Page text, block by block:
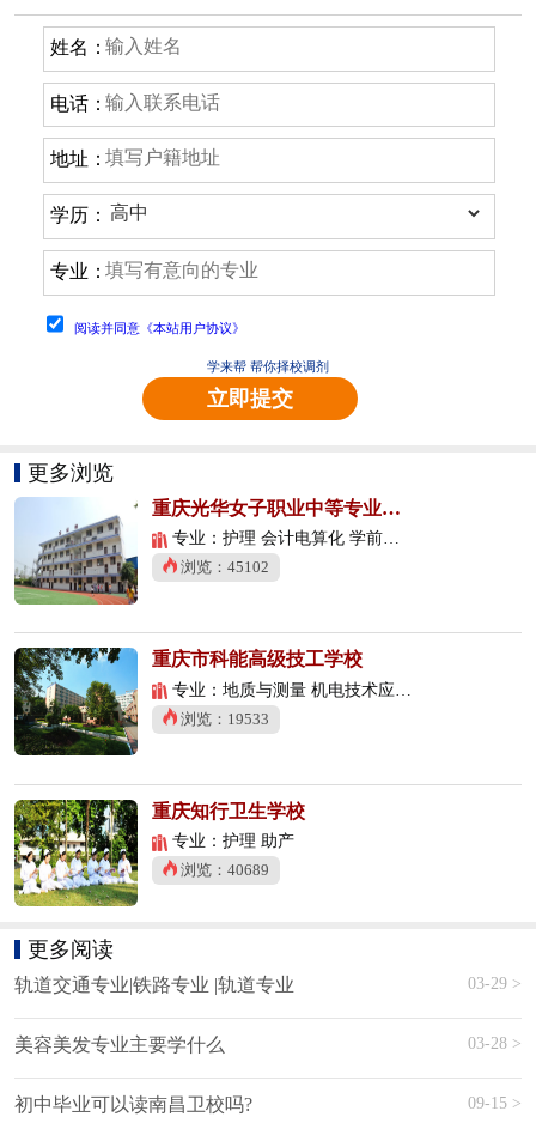
姓名：
电话：
地址：
学历：
专业：
阅读并同意《本站用户协议》
学来帮 帮你择校调剂
立即提交
更多浏览
重庆光华女子职业中等专业学校
专业：护理 会计电算化 学前教育
浏览：45102
重庆市科能高级技工学校
专业：地质与测量 机电技术应用 数控技术应用
浏览：19533
重庆知行卫生学校
专业：护理 助产
浏览：40689
更多阅读
轨道交通专业|铁路专业 |轨道专业 03-29 >
美容美发专业主要学什么 03-28 >
初中毕业可以读南昌卫校吗? 09-15 >